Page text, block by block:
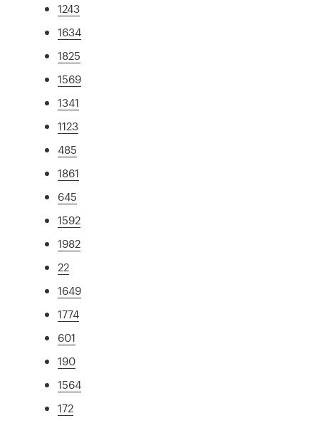
1243
1634
1825
1569
1341
1123
485
1861
645
1592
1982
22
1649
1774
601
190
1564
172